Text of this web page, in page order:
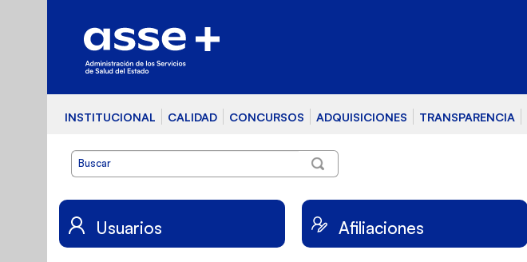
INSTITUCIONAL CALIDAD CONCURSOS ADQUISICIONES TRANSPARENCIA
Usuarios Afiliaciones